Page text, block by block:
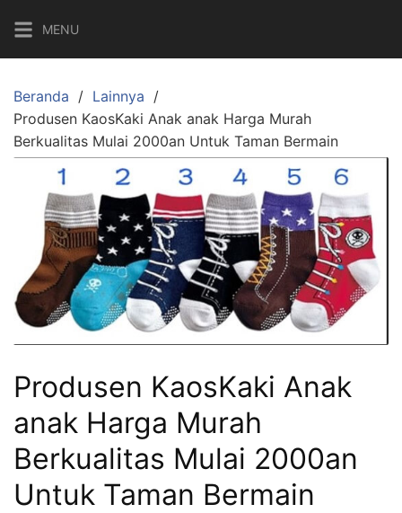
ke
konten
MENU
Beranda
Lainnya
Produsen KaosKaki Anak anak Harga Murah
Berkualitas Mulai 2000an Untuk Taman Bermain
Produsen KaosKaki Anak
anak Harga Murah
Berkualitas Mulai 2000an
Untuk Taman Bermain